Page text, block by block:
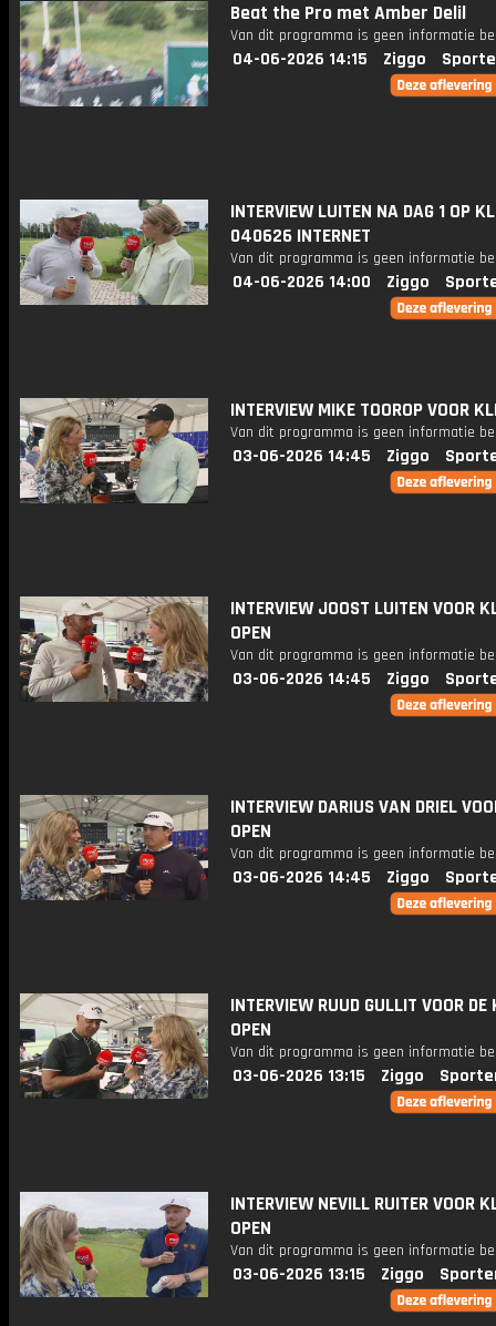
Beat the Pro met Amber Delil
Van dit programma is geen informatie
04-06-2026 14:15 Ziggo
INTERVIEW LUITEN NA DAG 1 OP
040626 INTERNET
Van dit programma is geen informatie
04-06-2026 14:00 Ziggo
INTERVIEW MIKE TOOROP VOOR
Van dit programma is geen informatie
03-06-2026 14:45 Ziggo
INTERVIEW JOOST LUITEN VOOR
OPEN
Van dit programma is geen informatie
03-06-2026 14:45 Ziggo
INTERVIEW DARIUS VAN DRIEL
OPEN
Van dit programma is geen informatie
03-06-2026 14:45 Ziggo
INTERVIEW RUUD GULLIT VOOR DE
OPEN
Van dit programma is geen informatie
03-06-2026 13:15 Ziggo
INTERVIEW NEVILL RUITER VOOR
OPEN
Van dit programma is geen informatie
03-06-2026 13:15 Ziggo